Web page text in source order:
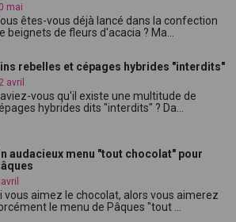
mai
êtes-vous déjà lancé dans la confection
beignets de fleurs d'acacia ? Ma...
rebelles et cépages hybrides "interdits"
avril
vous qu'il existe une multitude de
hybrides dits "interdits" ? Da...
audacieux menu "tout chocolat" pour
vous aimez le chocolat, alors vous aimerez
le menu de Pâques "tout ...